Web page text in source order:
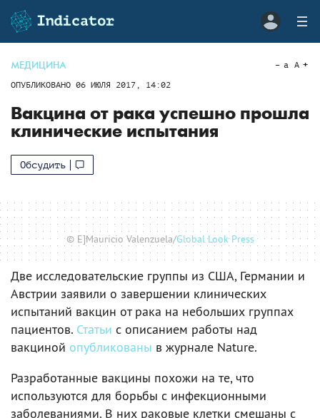
МЕДИЦИНА
ОПУБЛИКОВАНО 06 ИЮЛЯ 2017, 14:02
a A
Вакцина от рака успешно прошла
клинические испытания
Обсудить
© E]Mauricio Valenzuela/Global Look Press
Две исследовательские группы из США, Германии и
Австрии заявили о завершении клинических
испытаний вакцин от рака на небольших группах
пациентов. Статьи с описанием работы над
вакциной опубликованы в журнале Nature.
Разработанные вакцины похожи на те, что
используются для борьбы с инфекционными
заболеваниями. В них раковые клетки смешаны с